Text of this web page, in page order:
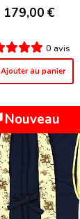
179,00 €
0 avis
Ajouter au panier
Nouveau